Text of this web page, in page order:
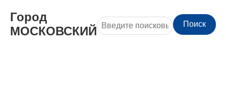
Город
МОСКОВСКИЙ
Поиск